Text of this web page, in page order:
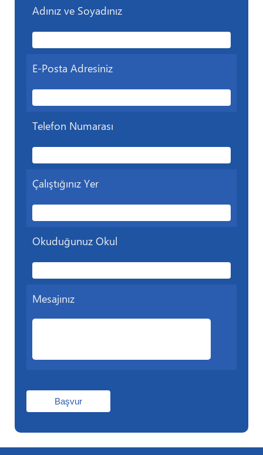
Adınız ve Soyadınız
E-Posta Adresiniz
Telefon Numarası
Çalıştığınız Yer
Okuduğunuz Okul
Mesajınız
Başvur